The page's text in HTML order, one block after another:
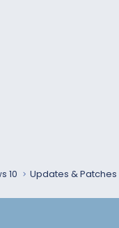
10 Updates & Patches